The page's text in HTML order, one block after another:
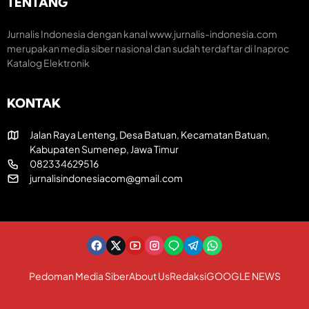
i
f
e
-
8
k
e
Jurnalis Indonesia dengan kanal www.jurnalis-indonesia.com
merupakan media siber nasional dan sudah terdaftar di Inaproc
Katalog Elektronik
KONTAK
Jalan Raya Lenteng, Desa Batuan, Kecamatan Batuan,
Kabupaten Sumenep, Jawa Timur
082334629516
jurnalisindonesiacom@gmail.com
Pedoman Media SiberAbout UsRedaksiGOOGLE NEWS